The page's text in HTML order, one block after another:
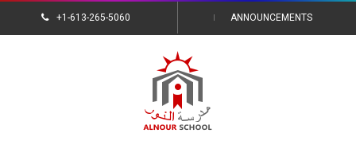
+1-613-265-5060 ANNOUNCEMENTS